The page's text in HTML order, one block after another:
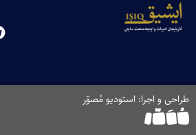
طراحی و اجرا: استودیو مُصوّر